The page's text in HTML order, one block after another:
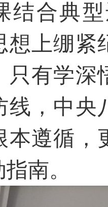
结合典
想上绷紧
只有学深
线，中
本遵循，
南。